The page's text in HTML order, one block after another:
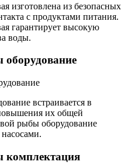
изготовлена из безопасных
с продуктами питания.
гарантирует высокую
воды.
встраивается в
их общей
рыбы оборудование
комплектация